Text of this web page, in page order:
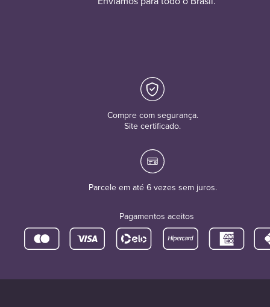
Compre com segurança.
Site certificado.
Parcele em até 6 vezes sem juros.
Pagamentos aceitos